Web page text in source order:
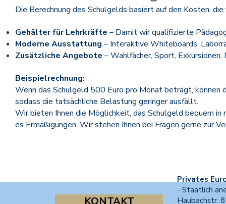
Die Berechnung des Schulgelds basiert auf den Kosten,
Gehälter für Lehrkräfte – Damit wir qualifizierte
Moderne Ausstattung – Interaktive Whiteboards,
Zusätzliche Angebote – Wahlfächer, Sport,
Beispielrechnung:
Wenn das Schulgeld 500 Euro pro Monat beträgt,
sodass die tatsächliche Belastung geringer ausfällt.
Wir bieten Ihnen die Möglichkeit, das Schulgeld bequem
es Ermäßigungen. Wir stehen Ihnen bei Fragen gerne zur
KONTAKT
Privates
- Staatlich
Haubachstr.